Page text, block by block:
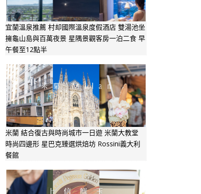
宜蘭溫泉推薦 村却國際溫泉度假酒店 雙湯池坐
擁龜山島與百萬夜景 星隅景觀客房一泊二食 早
午餐至12點半
米蘭 結合復古與時尚城市一日遊 米蘭大教堂
時尚四邊形 星巴克臻選烘焙坊 Rossini義大利
餐館